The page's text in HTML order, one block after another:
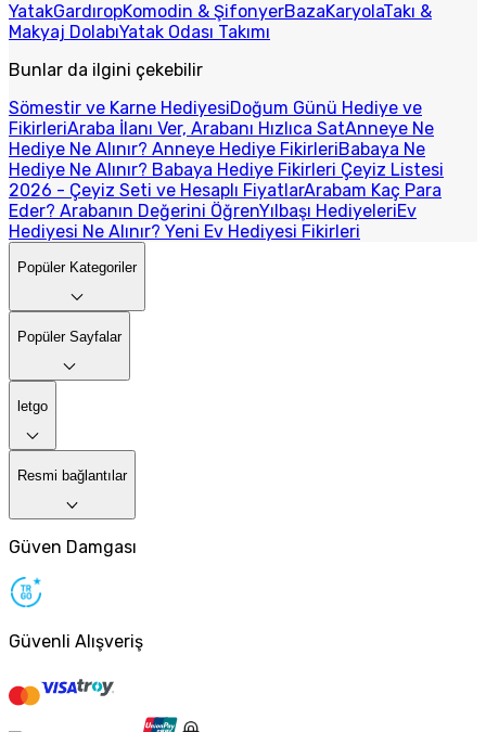
YatakGardıropKomodin & ŞifonyerBazaKaryolaTakı &
Makyaj DolabıYatak Odası Takımı
Bunlar da ilgini çekebilir
Sömestir ve Karne HediyesiDoğum Günü Hediye ve
FikirleriAraba İlanı Ver, Arabanı Hızlıca SatAnneye Ne
Hediye Ne Alınır? Anneye Hediye FikirleriBabaya Ne
Hediye Ne Alınır? Babaya Hediye Fikirleri Çeyiz Listesi
2026 - Çeyiz Seti ve Hesaplı FiyatlarArabam Kaç Para
Eder? Arabanın Değerini ÖğrenYılbaşı HediyeleriEv
Hediyesi Ne Alınır? Yeni Ev Hediyesi Fikirleri
Popüler Kategoriler
Popüler Sayfalar
letgo
Resmi bağlantılar
Güven Damgası
Güvenli Alışveriş